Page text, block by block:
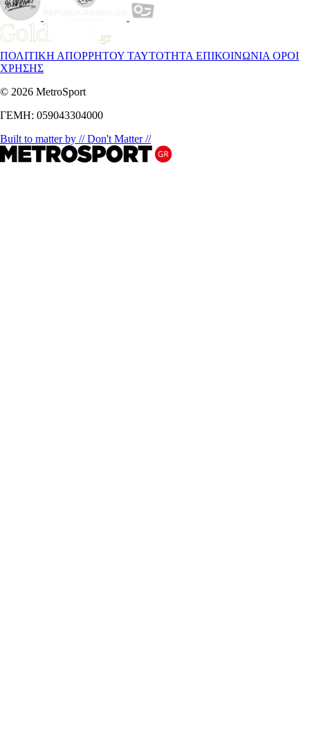
ΠΟΛΙΤΙΚΗ ΑΠΟΡΡΗΤΟΥ ΤΑΥΤΟΤΗΤΑ ΕΠΙΚΟΙΝΩΝΙΑ ΟΡΟΙ
ΧΡΗΣΗΣ
© 2026 MetroSport
ΓΕΜΗ: 059043304000
Built to matter by // Don't Matter //